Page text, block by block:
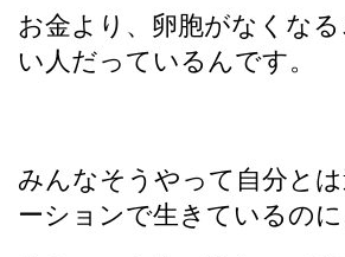
お金より、卵胞がなくな
い人だっているんです。
みんなそうやって自分と
ーションで生きているのに